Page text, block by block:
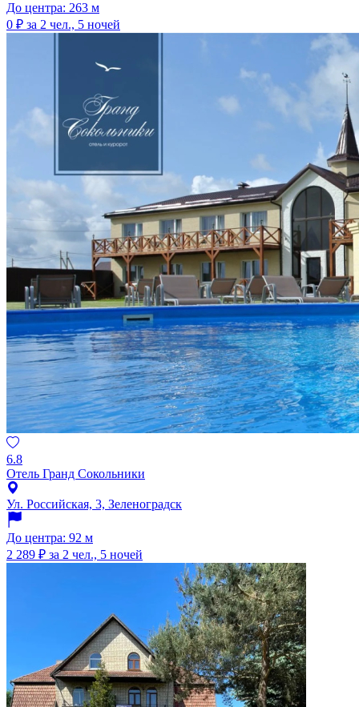
До центра: 263 м
0 ₽ за 2 чел., 5 ночей
6.8
Отель Гранд Сокольники
Ул. Российская, 3, Зеленоградск
До центра: 92 м
2 289 ₽ за 2 чел., 5 ночей